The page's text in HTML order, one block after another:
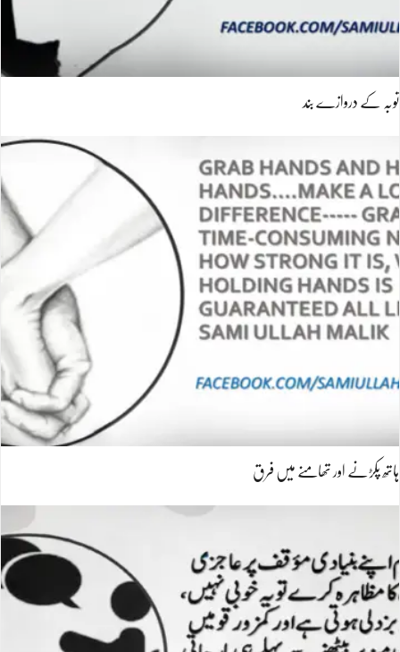
توبہ کے دروازے بند
ہاتھ پکڑنے اور تھامنے میں فرق